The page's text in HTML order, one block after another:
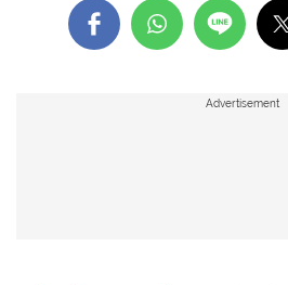
Advertisement